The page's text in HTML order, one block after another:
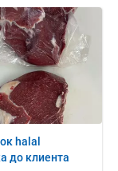
halal
до клиента